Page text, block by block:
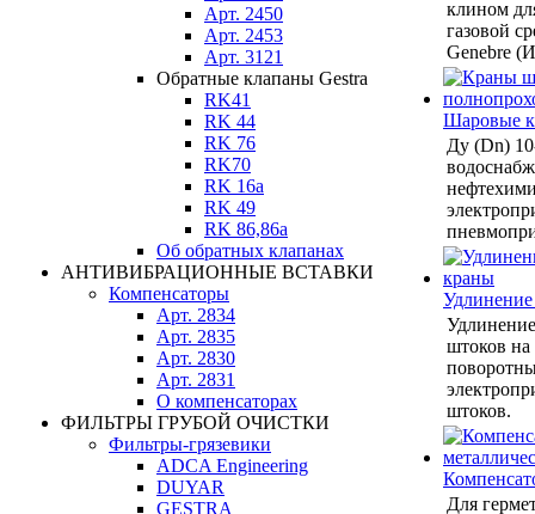
Арт. 2450
Арт. 2453
Арт. 3121
Обратные клапаны Gestra
RK41
RK 44
RK 76
RK70
RK 16a
RK 49
RK 86,86a
Об обратных клапанах
АНТИВИБРАЦИОННЫЕ ВСТАВКИ
Компенсаторы
Арт. 2834
Арт. 2835
Арт. 2830
Арт. 2831
О компенсаторах
ФИЛЬТРЫ ГРУБОЙ ОЧИСТКИ
Фильтры-грязевики
ADCA Engineering
DUYAR
GESTRA
клином
газовой
Genebre
Шаровые
Ду (Dn)
штоков
штоков.
Для